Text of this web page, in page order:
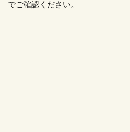
でご確認ください。